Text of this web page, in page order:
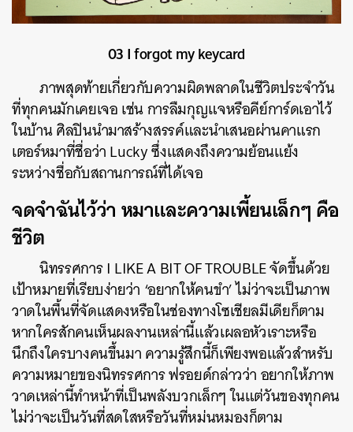
03 I forgot my keycard
ภาพสุดท้ายเกี่ยวกับความผิดพลาดในชีวิตประจำวัน
ที่ทุกคนมักเคยเจอ เช่น การลืมกุญแจหรือคีย์การ์ดเอาไว้
ในบ้าน ศิลปินนำมาสร้างสรรค์และนำเสนอผ่านคาแรก
เตอร์หมาที่ชื่อว่า Lucky ซึ่งแสดงถึงความย้อนแย้ง
ระหว่างชื่อกับสถานการณ์ที่ได้เจอ
จดจำฉันไว้ว่า หมาและความเพี้ยนเล็กๆ คือ
ชีวิต
นิทรรศการI LIKE A BIT OF TROUBLEจัดขึ้นด้วย
เป้าหมายที่เรียบง่ายว่า ‘อยากให้คนขำ’ ไม่ว่าจะเป็นภาพ
วาดในพื้นที่จัดแสดงหรือในช่องทางโซเชียลมีเดียก็ตาม
หากใครสักคนเห็นผลงานเหล่านี้แล้วเผลอหัวเราะหรือ
นึกถึงใครบางคนขึ้นมา ความรู้สึกนี้ก็เพียงพอแล้วสำหรับ
ความหมายของนิทรรศการ ฟรอยด์กล่าวว่า อยากให้ภาพ
วาดเหล่านี้ทำหน้าที่เป็นพลังบวกเล็กๆ ในแต่วันของทุกคน
ไม่ว่าจะเป็นวันที่สดใสหรือวันที่หม่นหมองก็ตาม